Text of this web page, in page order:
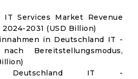
IT Services Market Revenue
2031 (USD Billion)
in Deutschland IT -
Bereitstellungsmodus,
Deutschland IT -